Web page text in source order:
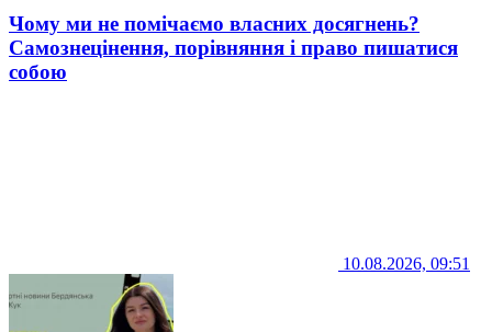
Чому ми не помічаємо власних досягнень?
Самознецінення, порівняння і право пишатися
собою
10.08.2026, 09:51